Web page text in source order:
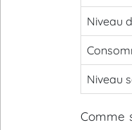
Niveau
Niveau
Comme